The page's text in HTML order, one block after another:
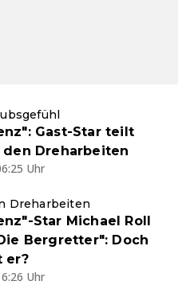
Gast-Star teilt
den Dreharbeiten
Uhr
Dreharbeiten
Star Michael Roll
Bergretter": Doch
er?
Uhr